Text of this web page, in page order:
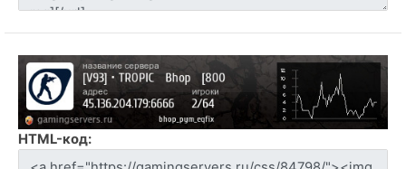
HTML-код: